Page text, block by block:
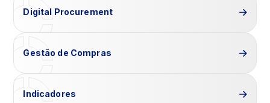
Digital Procurement
Gestão de Compras
Indicadores